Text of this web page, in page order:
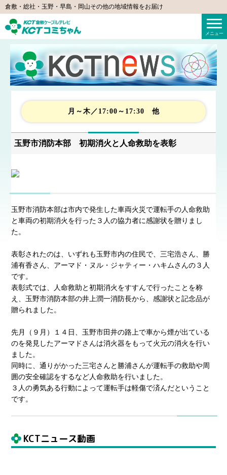
倉敷・総社・玉野・早島・岡山その他の地域情報をお届け
KCTコミちゃん（倉敷ケーブルテレビ）
メニュー
月～木／17:00～17:30 他
玉野市消防本部 初期消火と人命救助を表彰
玉野市消防本部は市内で発生した車両火災で運転手の人命救助
と車両の初期消火を行った３人の協力者に感謝状を贈りまし
た。
表彰されたのは、いずれも玉野市内の住民で、三宅浩さん、勝
浦有香さん、アーマド・ヌル・ジャティー・ハキムさんの３人
です。
表彰式では、人命救助と初期消火をすすんで行ったことを称
え、玉野市消防本部の井上潤一消防長から、感謝状と記念品が
贈られました。
先月（９月）１４日、玉野市田井の路上で車から煙が出ている
のを発見したアーマドさんは消火器をもって火元の消火を行い
ました。
同時に、通りがかった三宅さんと勝浦さんが運転手の救助や周
囲の安全確認をするなど人命救助を行いました。
３人の勇気ある行動によって運転手は軽傷で済んだということ
です。
KCTニュース動画